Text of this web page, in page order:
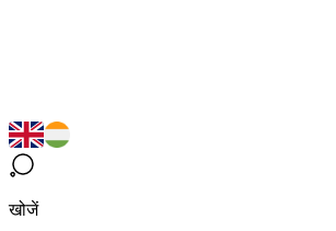
खोजें